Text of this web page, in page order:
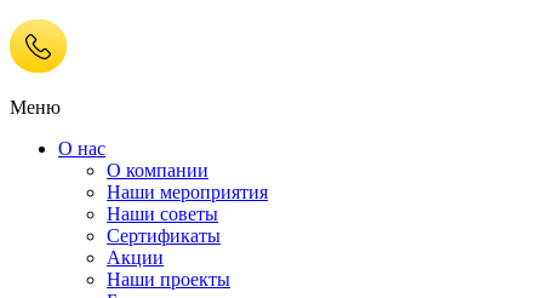
Меню
О нас
О компании
Наши мероприятия
Наши советы
Сертификаты
Акции
Наши проекты